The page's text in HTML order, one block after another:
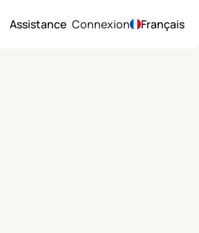
Assistance Connexion Français